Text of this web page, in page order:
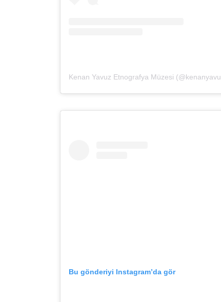
Bu gönderiyi Instagram’da gör